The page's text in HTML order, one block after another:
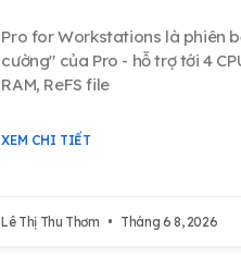
Pro for Workstations là phiên
cường" của Pro - hỗ trợ tới 4
RAM, ReFS file
XEM CHI TIẾT
Lê Thị Thu Thơm Tháng 6 8, 2026